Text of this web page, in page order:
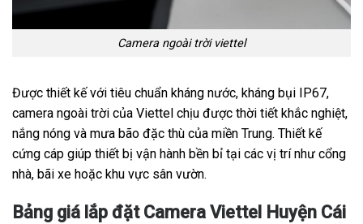
Camera ngoài trời viettel
Được thiết kế với tiêu chuẩn kháng nước, kháng bụi IP67,
camera ngoài trời của Viettel chịu được thời tiết khắc nghiệt,
nắng nóng và mưa bão đặc thù của miền Trung. Thiết kế
cứng cáp giúp thiết bị vận hành bền bỉ tại các vị trí như cổng
nhà, bãi xe hoặc khu vực sân vườn.
Bảng giá lắp đặt Camera Viettel Huyện Cái